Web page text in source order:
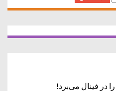
در فینال می‌برد!